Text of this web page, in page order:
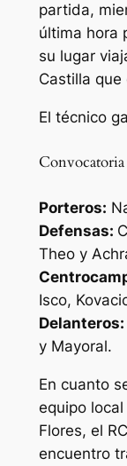
partida,
última hora
su lugar
Castilla
El técnico
Porteros:
Defensas:
Theo y
Isco,
Delanteros:
y Mayoral.
En cuanto
equipo
Flores, el
encuentro